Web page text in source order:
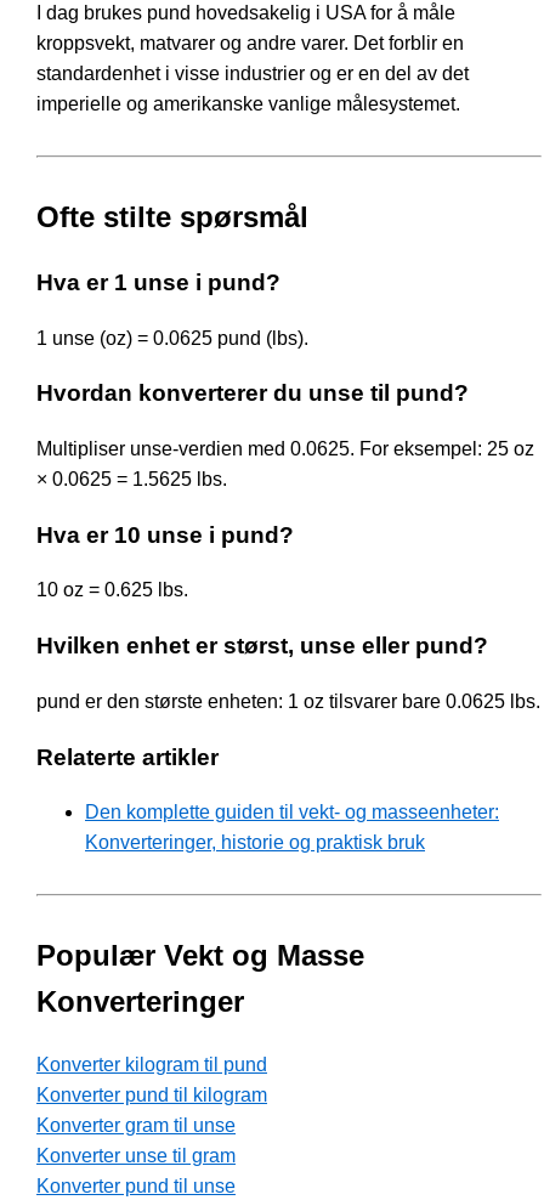
I dag brukes pund hovedsakelig i USA for å måle
kroppsvekt, matvarer og andre varer. Det forblir en
standardenhet i visse industrier og er en del av det
imperielle og amerikanske vanlige målesystemet.
Ofte stilte spørsmål
Hva er 1 unse i pund?
1 unse (oz) = 0.0625 pund (lbs).
Hvordan konverterer du unse til pund?
Multipliser unse-verdien med 0.0625. For eksempel: 25 oz
× 0.0625 = 1.5625 lbs.
Hva er 10 unse i pund?
10 oz = 0.625 lbs.
Hvilken enhet er størst, unse eller pund?
pund er den største enheten: 1 oz tilsvarer bare 0.0625 lbs.
Relaterte artikler
Den komplette guiden til vekt- og masseenheter:
Konverteringer, historie og praktisk bruk
Populær Vekt og Masse
Konverteringer
Konverter kilogram til pund
Konverter pund til kilogram
Konverter gram til unse
Konverter unse til gram
Konverter pund til unse